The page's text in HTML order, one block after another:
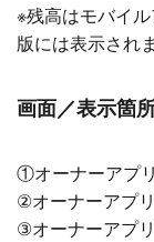
※残高はモバイ
版には表示され
画面／表示箇
①オーナーアプ
②オーナーアプ
③オーナーアプ